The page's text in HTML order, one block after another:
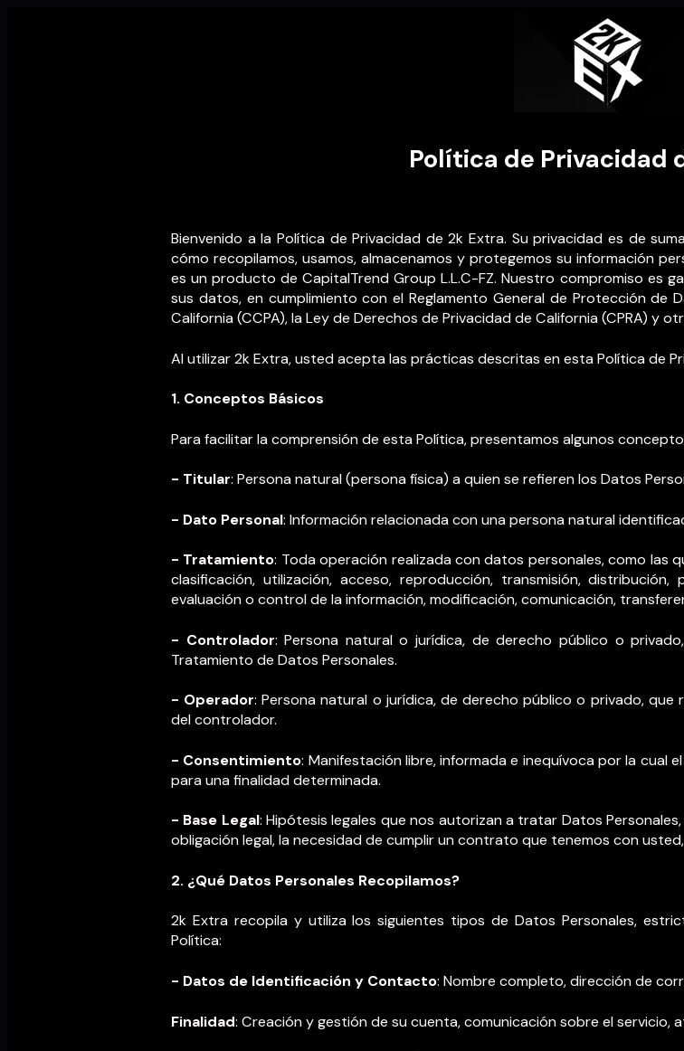
Política de Privacidad
Bienvenido a la Política de Privacidad de 2k Extra. Su privacidad es de
cómo recopilamos, usamos, almacenamos y protegemos su información
es un producto de CapitalTrend Group L.L.C-FZ. Nuestro compromiso es
sus datos, en cumplimiento con el Reglamento General de Protección de
California (CCPA), la Ley de Derechos de Privacidad de California (CPRA) y
Al utilizar 2k Extra, usted acepta las prácticas descritas en esta Política de
1. Conceptos Básicos
Para facilitar la comprensión de esta Política, presentamos algunos
- Titular: Persona natural (persona física) a quien se refieren los Datos
- Dato Personal: Información relacionada con una persona natural
- Tratamiento: Toda operación realizada con datos personales, como las
clasificación, utilización, acceso, reproducción, transmisión, distribución,
evaluación o control de la información, modificación, comunicación,
- Controlador: Persona natural o jurídica, de derecho público o
Tratamiento de Datos Personales.
- Operador: Persona natural o jurídica, de derecho público o privado,
del controlador.
- Consentimiento: Manifestación libre, informada e inequívoca por la
para una finalidad determinada.
- Base Legal: Hipótesis legales que nos autorizan a tratar Datos
obligación legal, la necesidad de cumplir un contrato que tenemos con
2. ¿Qué Datos Personales Recopilamos?
2k Extra recopila y utiliza los siguientes tipos de Datos Personales,
Política:
- Datos de Identificación y Contacto: Nombre completo, dirección de
Finalidad: Creación y gestión de su cuenta, comunicación sobre el servicio,